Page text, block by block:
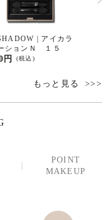
| アイカラ
ションＮ １５
(税込)
円
もっと見る
POINT
MAKEUP